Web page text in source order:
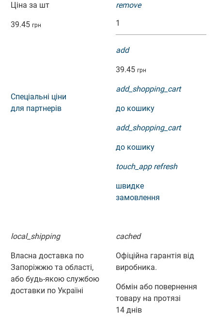
Ціна за шт
39.45 грн
remove
add
39.45 грн
Спеціальні ціни
для партнерів
add_shopping_cart
до кошику
add_shopping_cart
до кошику
touch_app refresh
швидке
замовлення
local_shipping
Власна доставка по
Запоріжжю та області,
або будь-якою службою
доставки по Україні
cached
Офіційна гарантія від
виробника.
Обмін або повернення
товару на протязі
14 днів